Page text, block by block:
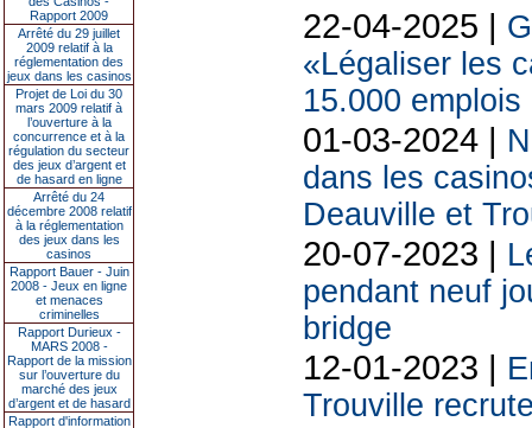
Rapport 2009
Arrêté du 29 juillet
2009 relatif à la
réglementation des
jeux dans les casinos
Projet de Loi du 30
mars 2009 relatif à
l’ouverture à la
concurrence et à la
régulation du secteur
des jeux d’argent et
de hasard en ligne
Arrêté du 24
décembre 2008 relatif
à la réglementation
des jeux dans les
casinos
Rapport Bauer - Juin
2008 - Jeux en ligne
et menaces
criminelles
Rapport Durieux -
MARS 2008 -
Rapport de la mission
sur l’ouverture du
marché des jeux
d’argent et de hasard
Rapport d'information
22-04-2025 |
«Légaliser les
15.000
01-03-2024 |
dans les
Deauville et
20-07-2023 |
pendant neuf
bridge
12-01-2023 |
Trouville